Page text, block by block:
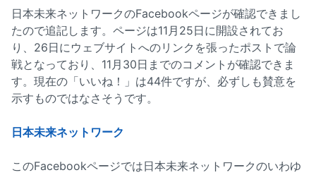
日本未来ネットワークのFacebookページが確認できまし
たので追記します。ページは11月25日に開設されてお
り、26日にウェブサイトへのリンクを張ったポストで論
戦となっており、11月30日までのコメントが確認できま
す。現在の「いいね！」は44件ですが、必ずしも賛意を
示すものではなさそうです。
日本未来ネットワーク
このFacebookページでは日本未来ネットワークのいわゆ